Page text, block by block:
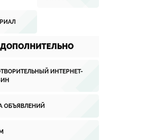
ДОПОЛНИТЕЛЬНО
ИНТЕРНЕТ-
ОБЪЯВЛЕНИЙ